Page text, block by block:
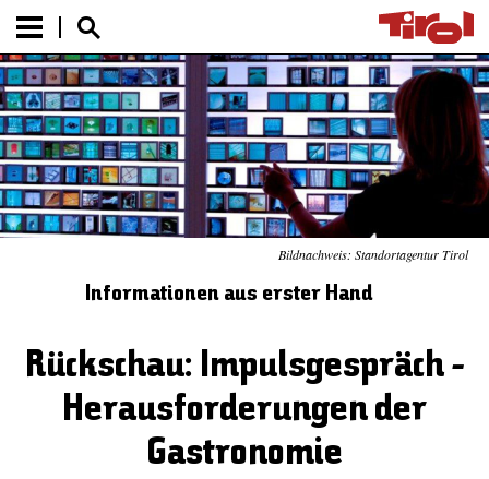
Bildnachweis: Standortagentur Tirol
Informationen aus erster Hand
Rückschau: Impulsgespräch -
Herausforderungen der
Gastronomie